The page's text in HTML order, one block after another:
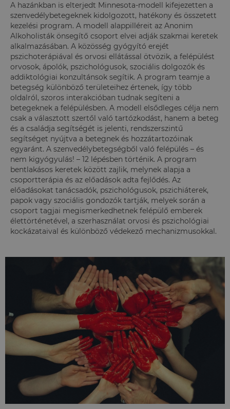
A hazánkban is elterjedt Minnesota-modell kifejezetten a
szenvedélybetegeknek kidolgozott, hatékony és összetett
kezelési program. A modell alappilléreit az Anonim
Alkoholisták önsegítő csoport elvei adják szakmai keretek
alkalmazásában. A közösség gyógyító erejét
pszichoterápiával és orvosi ellátással ötvözik, a felépülést
orvosok, ápolók, pszichológusok, szociális dolgozók és
addiktológiai konzultánsok segítik. A program teamje a
betegség különböző területeihez értenek, így több
oldalról, szoros interakcióban tudnak segíteni a
betegeknek a felépülésben. A modell elsődleges célja nem
csak a választott szertől való tartózkodást, hanem a beteg
és a családja segítségét is jelenti, rendszerszintű
segítséget nyújtva a betegnek és hozzátartozóinak
egyaránt. A szenvedélybetegségből való felépülés – és
nem kigyógyulás! – 12 lépésben történik. A program
bentlakásos keretek között zajlik, melynek alapja a
csoportterápia és az előadások adta fejlődés. Az
előadásokat tanácsadók, pszichológusok, pszichiáterek,
papok vagy szociális gondozók tartják, melyek során a
csoport tagjai megismerkedhetnek felépülő emberek
élettörténetével, a szerhasználat orvosi és pszichológiai
kockázataival és különböző védekező mechanizmusokkal.